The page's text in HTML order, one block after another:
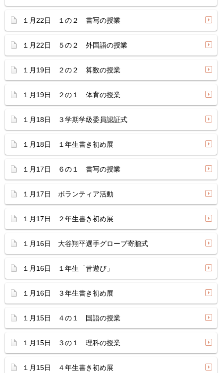
１月22日 １の２ 書写の授業
１月22日 ５の２ 外国語の授業
１月19日 ２の２ 算数の授業
１月19日 ２の１ 体育の授業
１月18日 ３学期学級委員認証式
１月18日 １年生書き初め展
１月17日 ６の１ 書写の授業
１月17日 ボランティア活動
１月17日 ２年生書き初め展
１月16日 大谷翔平選手グローブ寄贈式
１月16日 １年生「昔遊び」
１月16日 ３年生書き初め展
１月15日 ４の１ 国語の授業
１月15日 ３の１ 理科の授業
１月15日 ４年生書き初め展